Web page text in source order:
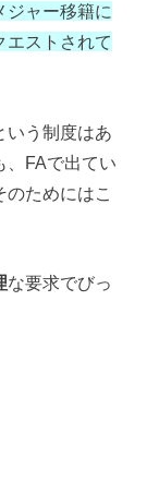
ジャー移籍に
エストされて
いう制度はあ
、FAで出てい
ためにはこ
な要求でびっ